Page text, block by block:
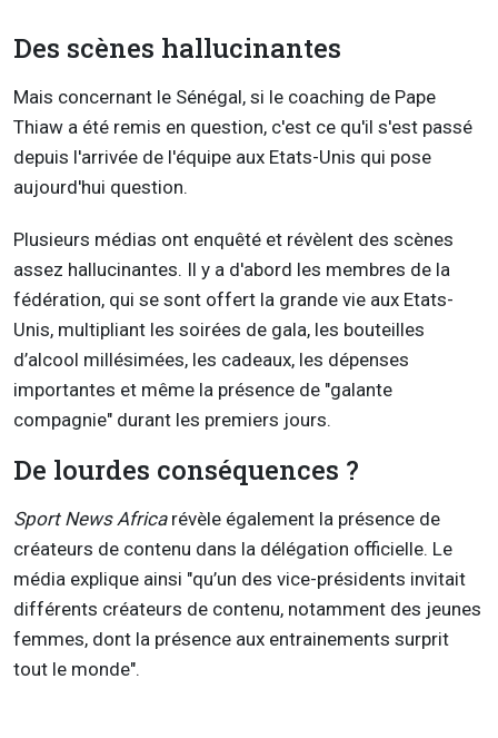
Des scènes hallucinantes
Mais concernant le Sénégal, si le coaching de Pape
Thiaw a été remis en question, c'est ce qu'il s'est passé
depuis l'arrivée de l'équipe aux Etats-Unis qui pose
aujourd'hui question.
Plusieurs médias ont enquêté et révèlent des scènes
assez hallucinantes. Il y a d'abord les membres de la
fédération, qui se sont offert la grande vie aux Etats-
Unis, multipliant les soirées de gala, les bouteilles
d’alcool millésimées, les cadeaux, les dépenses
importantes et même la présence de "galante
compagnie" durant les premiers jours.
De lourdes conséquences ?
Sport News Africarévèle également la présence de
créateurs de contenu dans la délégation officielle. Le
média explique ainsi "qu’un des vice-présidents invitait
différents créateurs de contenu, notamment des jeunes
femmes, dont la présence aux entrainements surprit
tout le monde".